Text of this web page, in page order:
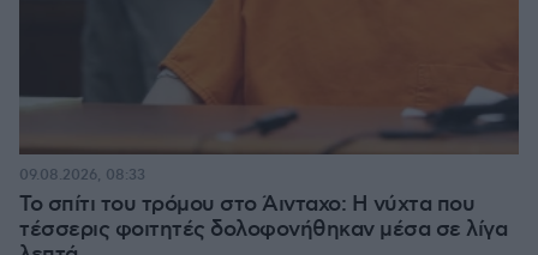
Το σπίτι του τρόμου στο Άινταχο: Η νύχτα που
τέσσερις φοιτητές δολοφονήθηκαν μέσα σε λίγα
09.08.2026, 08:33